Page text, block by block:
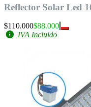
Reflector Solar Led
$110.000$88.000
IVA Incluido